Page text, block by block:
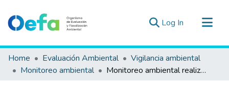
Log In (current)
Communities & Collections
All of DSpace
Home Evaluación Ambiental
Vigilancia ambiental
Monitoreo ambiental
Monitoreo ambiental realizado en la supervisión especial al establecimiento acuicola de mayor escala de la empresa Peruvian Aquaculture Company S.A.C., ubicada en la laguna Choclococha, Comunidad Campesina de Choclococha, distrito de Santa Ana, provincia de Castrovirreyna, departamento de Huancavelica, realizada el 05 de febrero de 2013